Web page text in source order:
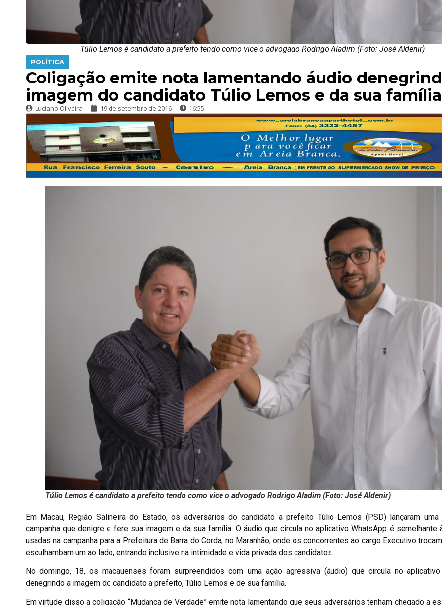
Túlio Lemos é candidato a prefeito tendo como vice o advogado Rodrigo Aladim (Foto: José Aldenir)
POLÍTICA
Coligação emite nota lamentando áudio
imagem do candidato Túlio Lemos e da sua família
Luciano Oliveira 19 de setembro de 2016 16:55
Túlio Lemos é candidato a prefeito tendo como vice o advogado Rodrigo Aladim (Foto: José Aldenir)
Em Macau, Região Salineira do Estado, os adversários do candidato a prefeito Túlio Lemos (PSD) lançaram
campanha que denigre e fere sua imagem e da sua família. O áudio que circula no aplicativo WhatsApp é semelhante
usadas na campanha para a Prefeitura de Barra do Corda, no Maranhão, onde os concorrentes ao cargo Executivo
esculhambam um ao lado, entrando inclusive na intimidade e vida privada dos candidatos.
No domingo, 18, os macauenses foram surpreendidos com uma ação agressiva (áudio) que circula no aplicativo
denegrindo a imagem do candidato a prefeito, Túlio Lemos e de sua família.
Em virtude disso a coligação “Mudança de Verdade” emite nota lamentando que seus adversários tenham chegado a